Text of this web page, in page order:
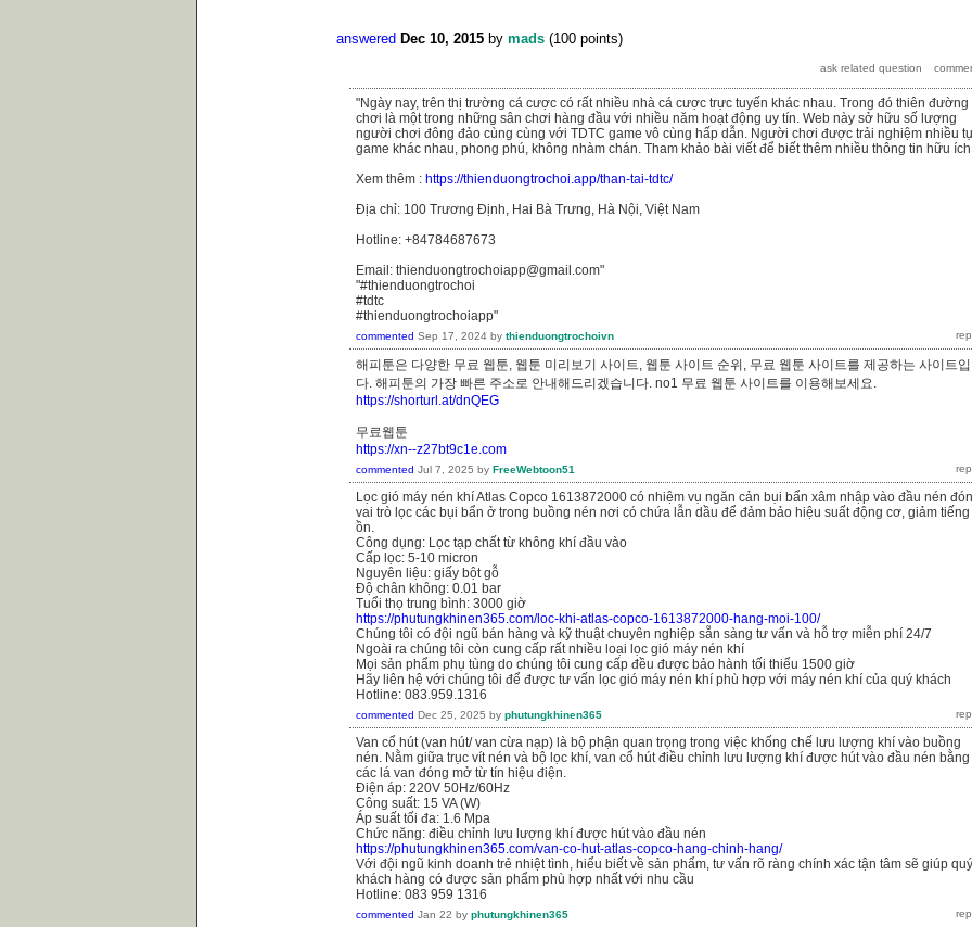
answered Dec 10, 2015 by mads (100 points)
"Ngày nay, trên thị trường cá cược có rất nhiều nhà cá cược trực tuyến khác nhau. Trong đó thiên đường
chơi là một trong những sân chơi hàng đầu với nhiều năm hoạt động uy tín. Web này sở hữu số lượng
người chơi đông đảo cùng cùng với TDTC game vô cùng hấp dẫn. Người chơi được trải nghiệm nhiều
game khác nhau, phong phú, không nhàm chán. Tham khảo bài viết để biết thêm nhiều thông tin hữu
Xem thêm : https://thienduongtrochoi.app/than-tai-tdtc/
Địa chỉ: 100 Trương Định, Hai Bà Trưng, Hà Nội, Việt Nam
Hotline: +84784687673
Email: thienduongtrochoiapp@gmail.com"
"#thienduongtrochoi
#tdtc
#thienduongtrochoiapp"
commented Sep 17, 2024 by thienduongtrochoivn
해피툰은 다양한 무료 웹툰, 웹툰 미리보기 사이트, 웹툰 사이트 순위, 무료 웹툰 사이트를 제공하는 사이트
다. 해피툰의 가장 빠른 주소로 안내해드리겠습니다. no1 무료 웹툰 사이트를 이용해보세요.
https://shorturl.at/dnQEG
무료웹툰
https://xn--z27bt9c1e.com
commented Jul 7, 2025 by FreeWebtoon51
Lọc gió máy nén khí Atlas Copco 1613872000 có nhiệm vụ ngăn cản bụi bẩn xâm nhập vào đầu nén
vai trò lọc các bụi bẩn ở trong buồng nén nơi có chứa lẫn dầu để đảm bảo hiệu suất động cơ, giảm tiếng
ồn.
Công dụng: Lọc tạp chất từ không khí đầu vào
Cấp lọc: 5-10 micron
Nguyên liệu: giấy bột gỗ
Độ chân không: 0.01 bar
Tuổi thọ trung bình: 3000 giờ
https://phutungkhinen365.com/loc-khi-atlas-copco-1613872000-hang-moi-100/
Chúng tôi có đội ngũ bán hàng và kỹ thuật chuyên nghiệp sẵn sàng tư vấn và hỗ trợ miễn phí 24/7
Ngoài ra chúng tôi còn cung cấp rất nhiều loại lọc gió máy nén khí
Mọi sản phẩm phụ tùng do chúng tôi cung cấp đều được bảo hành tối thiểu 1500 giờ
Hãy liên hệ với chúng tôi để được tư vấn lọc gió máy nén khí phù hợp với máy nén khí của quý khách
Hotline: 083.959.1316
commented Dec 25, 2025 by phutungkhinen365
Van cổ hút (van hút/ van cừa nạp) là bộ phận quan trọng trong việc khống chế lưu lượng khí vào buồng
nén. Nằm giữa trục vít nén và bộ lọc khí, van cổ hút điều chỉnh lưu lượng khí được hút vào đầu nén bằng
các lá van đóng mở từ tín hiệu điện.
Điện áp: 220V 50Hz/60Hz
Công suất: 15 VA (W)
Áp suất tối đa: 1.6 Mpa
Chức năng: điều chỉnh lưu lượng khí được hút vào đầu nén
https://phutungkhinen365.com/van-co-hut-atlas-copco-hang-chinh-hang/
Với đội ngũ kinh doanh trẻ nhiệt tình, hiểu biết về sản phẩm, tư vấn rõ ràng chính xác tận tâm sẽ giúp quý
khách hàng có được sản phẩm phù hợp nhất với nhu cầu
Hotline: 083 959 1316
commented Jan 22 by phutungkhinen365